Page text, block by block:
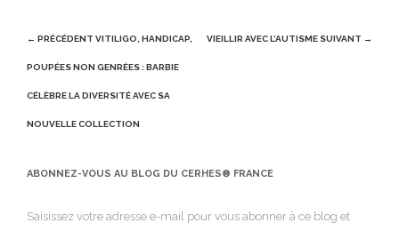
Post
navigation
← PRÉCÉDENT VITILIGO, HANDICAP,
POUPÉES NON GENRÉES : BARBIE
CÉLÈBRE LA DIVERSITÉ AVEC SA
NOUVELLE COLLECTION
VIEILLIR AVEC L’AUTISME SUIVANT →
ABONNEZ-VOUS AU BLOG DU CERHES® FRANCE
Saisissez votre adresse e-mail pour vous abonner à ce blog et